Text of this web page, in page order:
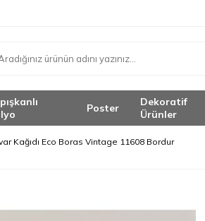
Poster
Dekoratif
Ürünler
Kağıdı Eco Boras Vintage 11608 Bordur